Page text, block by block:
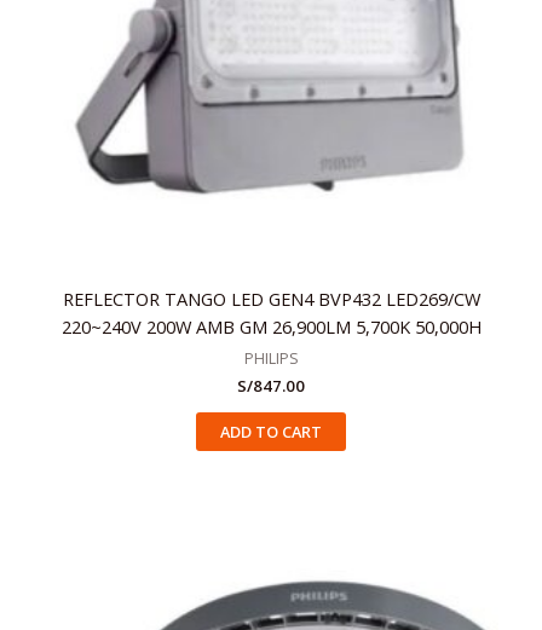
REFLECTOR TANGO LED GEN4 BVP432 LED269/CW
220~240V 200W AMB GM 26,900LM 5,700K 50,000H
PHILIPS
S/847.00
ADD TO CART